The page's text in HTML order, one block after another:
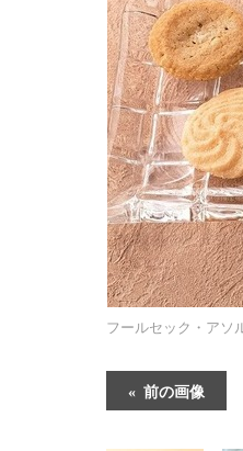
フールセック・アソ
前の画像